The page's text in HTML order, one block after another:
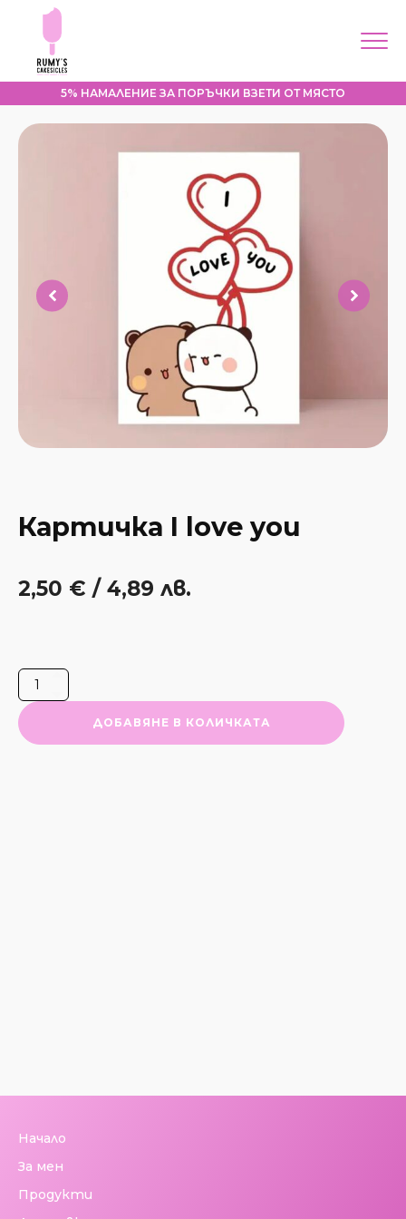
Меню
Продукти
Контакти
Моят профил
Направи поръчка
5% НАМАЛЕНИЕ ЗА ПОРЪЧКИ ВЗЕТИ ОТ МЯСТО
Картичка I love you
2,50 € / 4,89 лв.
за
Картичка
love
you
ДОБАВЯНЕ В КОЛИЧКАТА
Начало
За мен
Продукти